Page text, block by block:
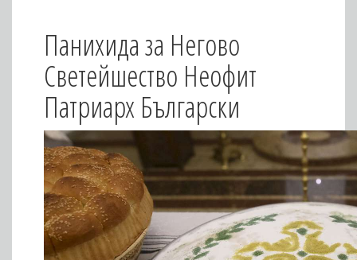
Панихида за Негово
Светейшество Неофит
Патриарх Български